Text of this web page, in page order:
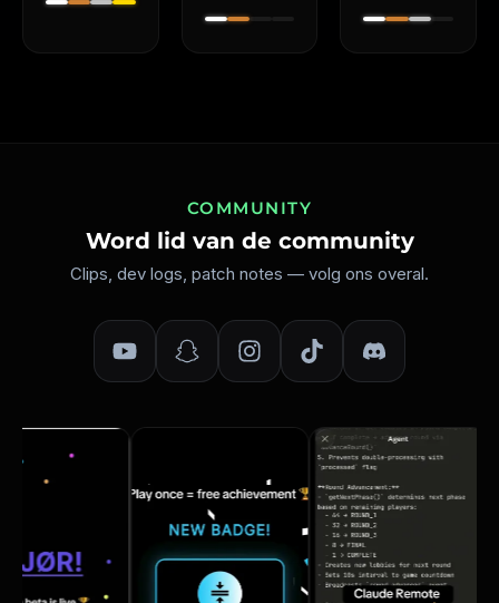
COMMUNITY
Word lid van de community
Clips, dev logs, patch notes — volg ons overal.